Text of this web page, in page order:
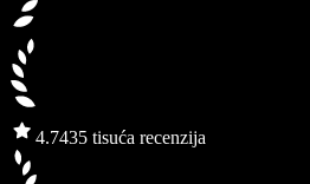
4.7435 tisuća recenzija